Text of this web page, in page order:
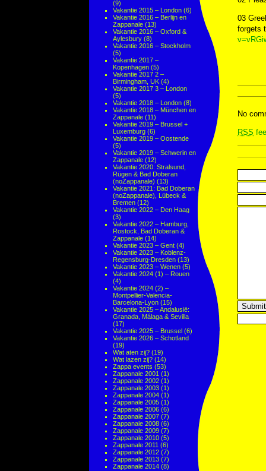
(9)
Vakantie 2015 – London (6)
Vakantie 2016 – Berlijn en
Zappanale (13)
Vakantie 2016 – Oxford &
Aylesbury (8)
Vakantie 2016 – Stockholm
(5)
Vakantie 2017 –
Kopenhagen (5)
Vakantie 2017 2 –
Birmingham, UK (4)
Vakantie 2017 3 – London
(5)
Vakantie 2018 – London (8)
Vakantie 2018 – München en
Zappanale (11)
Vakantie 2019 – Brussel +
Luxemburg (6)
Vakantie 2019 – Oostende
(5)
Vakantie 2019 – Schwerin en
Zappanale (12)
Vakantie 2020: Stralsund,
Rügen & Bad Doberan
(noZappanale) (13)
Vakantie 2021: Bad Doberan
(noZappanale), Lübeck &
Bremen (12)
Vakantie 2022 – Den Haag
(3)
Vakantie 2022 – Hamburg,
Rostock, Bad Doberan &
Zappanale (14)
Vakantie 2023 – Gent (4)
Vakantie 2023 – Koblenz-
Regensburg-Dresden (13)
Vakantie 2023 – Wenen (5)
Vakantie 2024 (1) – Rouen
(4)
Vakantie 2024 (2) –
Montpellier-Valencia-
Barcelona-Lyon (15)
Vakantie 2025 – Andalusië:
Granada, Málaga & Sevilla
(17)
Vakantie 2025 – Brussel (6)
Vakantie 2026 – Schotland
(19)
Wat aten zij? (19)
Wat lazen zij? (14)
Zappa events (53)
Zappanale 2001 (1)
Zappanale 2002 (1)
Zappanale 2003 (1)
Zappanale 2004 (1)
Zappanale 2005 (1)
Zappanale 2006 (6)
Zappanale 2007 (7)
Zappanale 2008 (6)
Zappanale 2009 (7)
Zappanale 2010 (5)
Zappanale 2011 (6)
Zappanale 2012 (7)
Zappanale 2013 (7)
Zappanale 2014 (8)
03
forgets
No
RSS